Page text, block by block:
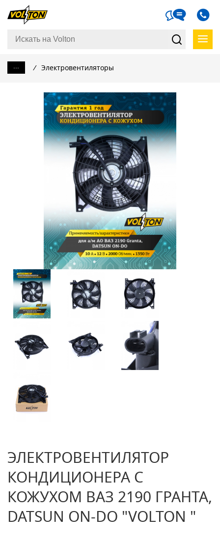
... / Электровентиляторы
ЭЛЕКТРОВЕНТИЛЯТОР
КОНДИЦИОНЕРА С
КОЖУХОМ ВАЗ 2190 ГРАНТА,
DATSUN ON-DO "VOLTON "